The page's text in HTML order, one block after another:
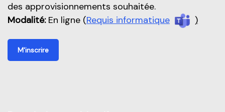
des approvisionnements souhaitée.
Modalité:En ligne (Requis informatique )
M'inscrire